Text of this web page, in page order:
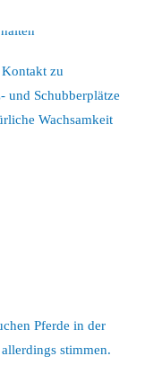
zu
und Schubberplätze
Wachsamkeit
Pferde in der
stimmen.